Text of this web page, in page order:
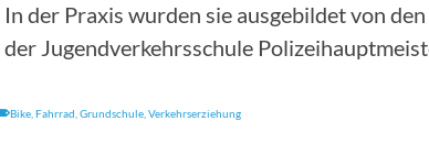
In der Praxis wurden sie ausgebildet von
der Jugendverkehrsschule
Bike,Fahrrad,Grundschule,Verkehrserziehung